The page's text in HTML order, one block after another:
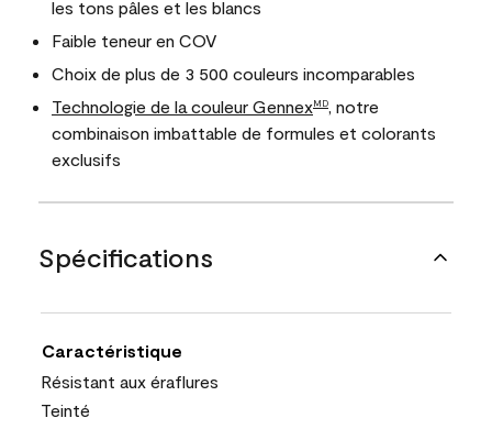
les tons pâles et les blancs
Faible teneur en COV
Choix de plus de 3 500 couleurs incomparables
Technologie de la couleur GennexMD
, notre
combinaison imbattable de formules et colorants
exclusifs
Spécifications
Caractéristique
Résistant aux éraflures
Teinté